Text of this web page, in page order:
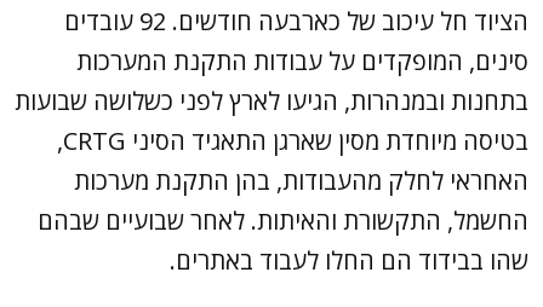
הציוד חל עיכוב של כארבעה חודשים. 92 עובדים
סינים, המופקדים על עבודות התקנת המערכות
בתחנות ובמנהרות, הגיעו לארץ לפני כשלושה שבועות
בטיסה מיוחדת מסין שארגן התאגיד הסיני CRTG,
האחראי לחלק מהעבודות, בהן התקנת מערכות
החשמל, התקשורת והאיתות. לאחר שבועיים שבהם
שהו בבידוד הם החלו לעבוד באתרים.